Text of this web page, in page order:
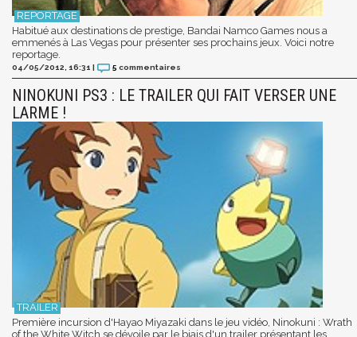
Habitué aux destinations de prestige, Bandai Namco Games nous a
emmenés à Las Vegas pour présenter ses prochains jeux. Voici notre
reportage.
04/05/2012, 16:31 | 5 commentaires
NINOKUNI PS3 : LE TRAILER QUI FAIT VERSER UNE
LARME !
Première incursion d'Hayao Miyazaki dans le jeu vidéo, Ninokuni : Wrath
of the White Witch se dévoile par le biais d'un trailer présentant les